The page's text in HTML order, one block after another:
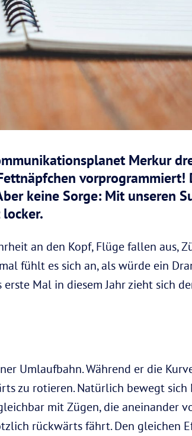
Merkur
vorprogrammiert!
keine Sorge: Mit unseren
an den Kopf, Flüge fallen aus,
fühlt es sich an, als würde ein
Mal in diesem Jahr zieht sich
Umlaufbahn. Während er die
zu rotieren. Natürlich bewegt sich
mit Zügen, die aneinander
rückwärts fährt. Den gleichen